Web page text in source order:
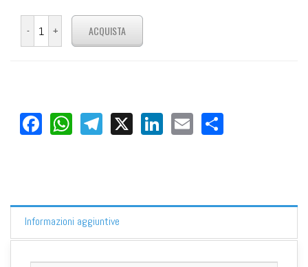
Facebook
WhatsApp
Telegram
X LinkedIn
Email
Informazioni aggiuntive